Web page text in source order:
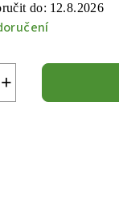
do: 12.8.2026
+